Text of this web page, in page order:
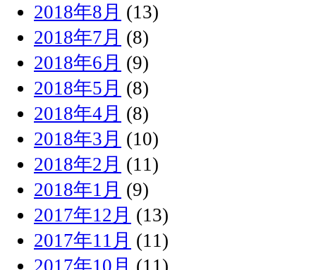
2018年8月 (13)
2018年7月 (8)
2018年6月 (9)
2018年5月 (8)
2018年4月 (8)
2018年3月 (10)
2018年2月 (11)
2018年1月 (9)
2017年12月 (13)
2017年11月 (11)